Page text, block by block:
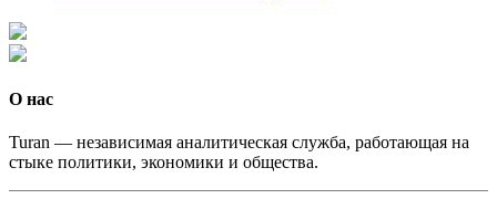
О нас
Turan — независимая аналитическая служба, работающая на
стыке политики, экономики и общества.